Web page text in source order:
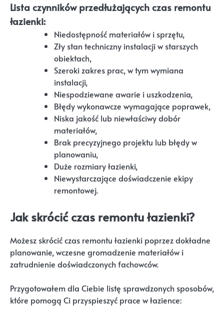
Lista czynników przedłużających czas remontu
łazienki:
Niedostępność materiałów i sprzętu,
Zły stan techniczny instalacji w starszych
obiektach,
Szeroki zakres prac, w tym wymiana
instalacji,
Niespodziewane awarie i uszkodzenia,
Błędy wykonawcze wymagające poprawek,
Niska jakość lub niewłaściwy dobór
materiałów,
Brak precyzyjnego projektu lub błędy w
planowaniu,
Duże rozmiary łazienki,
Niewystarczające doświadczenie ekipy
remontowej.
Jak skrócić czas remontu łazienki?
Możesz skrócić czas remontu łazienki poprzez dokładne
planowanie, wczesne gromadzenie materiałów i
zatrudnienie doświadczonych fachowców.
Przygotowałem dla Ciebie listę sprawdzonych sposobów,
które pomogą Ci przyspieszyć prace w łazience: